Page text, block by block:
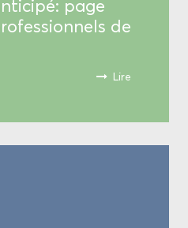
page
de
Lire
(ProSA) four­nit
avec les pa­
dé­ci­sions mé­di­cales
do­cu­men­ter leurs